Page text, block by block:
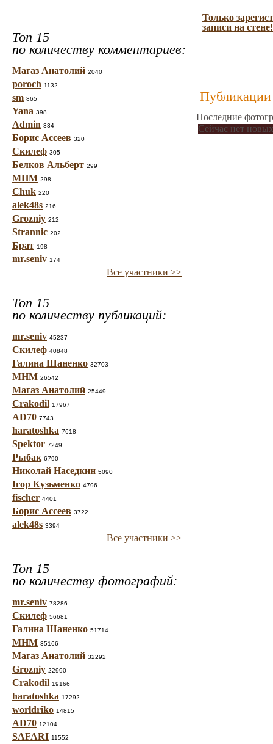
Топ 15
по количеству комментариев:
Магаз Анатолий 2040
poroch 1132
sm 865
Yana 398
Admin 334
Борис Ассеев 320
Скилеф 305
Белков Альберт 299
МНМ 298
Chuk 220
alek48s 216
Grozniy 212
Strannic 202
Брат 198
mr.seniv 174
Все участники >>
Топ 15
по количеству публикаций:
mr.seniv 45237
Скилеф 40848
Галина Шаненко 32703
МНМ 26542
Магаз Анатолий 25449
Crakodil 17967
AD70 7743
haratoshka 7618
Spektor 7249
Рыбак 6790
Николай Наседкин 5090
Ігор Кузьменко 4796
fischer 4401
Борис Ассеев 3722
alek48s 3394
Все участники >>
Топ 15
по количеству фотографий:
mr.seniv 78286
Скилеф 56681
Галина Шаненко 51714
МНМ 35166
Магаз Анатолий 32292
Grozniy 22990
Crakodil 19166
haratoshka 17292
worldriko 14815
AD70 12104
SAFARI 11552
Только
записи на стене!
Публикации
Последние
Сейчас нет